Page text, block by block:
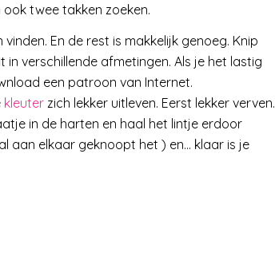
ook twee takken zoeken.
En de rest is makkelijk genoeg. Knip
verschillende afmetingen. Als je het lastig
een patroon van Internet.
kleuter zich lekker uitleven. Eerst lekker verven.
in de harten en haal het lintje erdoor
aan elkaar geknoopt het ) en… klaar is je